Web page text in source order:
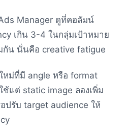
Manager ดูที่คอลัมน์
เกิน 3-4 ในกลุ่มเป้าหมาย
กัน นั่นคือ creative fatigue
หม่ที่มี angle หรือ format
ช้แต่ static image ลองเพิ่ม
ปรับ target audience ให้